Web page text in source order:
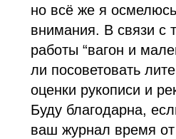
но всё же я
внимания. В связи с
работы “вагон и
ли посоветовать
оценки рукописи и
Буду благодарна,
ваш журнал время